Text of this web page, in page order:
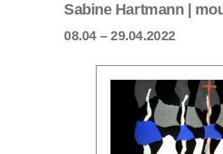
Sabine Hartmann |
08.04 – 29.04.2022